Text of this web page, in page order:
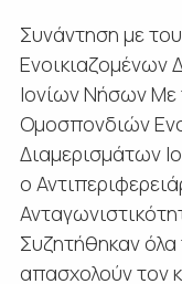
Συνάντηση με
Ενοικιαζομένων
Ιονίων Νήσων
Ομοσπονδιών
Διαμερισμάτων
ο
Συζητήθηκαν
απασχολούν τον